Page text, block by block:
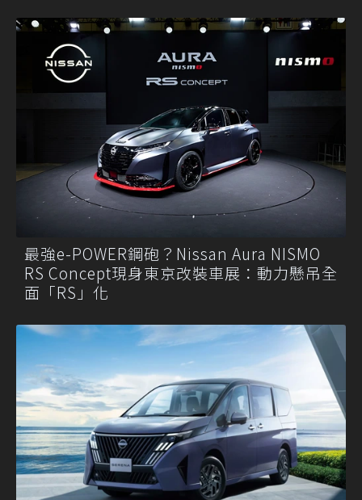
最強e-POWER鋼砲？Nissan Aura NISMO
RS Concept現身東京改裝車展：動力懸吊全
面「RS」化